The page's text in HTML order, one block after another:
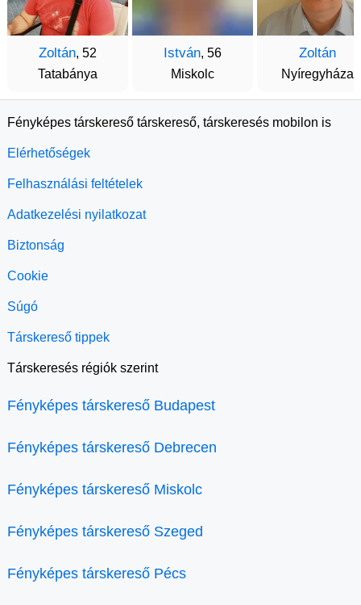
Zoltán, 52
Tatabánya
István, 56
Miskolc
Zoltán
Nyíregyháza
Fényképes társkereső társkereső, társkeresés mobilon is
Elérhetőségek
Felhasználási feltételek
Adatkezelési nyilatkozat
Biztonság
Cookie
Súgó
Társkereső tippek
Társkeresés régiók szerint
Fényképes társkereső Budapest
Fényképes társkereső Debrecen
Fényképes társkereső Miskolc
Fényképes társkereső Szeged
Fényképes társkereső Pécs